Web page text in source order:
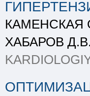
КАМЕНСКАЯ
ХАБАРОВ